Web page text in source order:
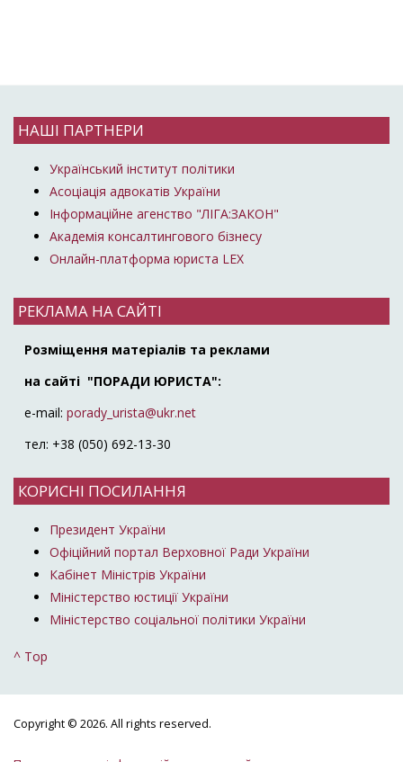
НАШІ ПАРТНЕРИ
Український інститут політики
Асоціація адвокатів України
Інформаційне агенство "ЛІГА:ЗАКОН"
Академія консалтингового бізнесу
Онлайн-платформа юриста LEX
РЕКЛАМА НА САЙТІ
Розміщення матеріалів та реклами
на сайті "ПОРАДИ ЮРИСТА":
e-mail: porady_urista@ukr.net
тел: +38 (050) 692-13-30
КОРИСНІ ПОСИЛАННЯ
Президент України
Офіційний портал Верховної Ради України
Кабінет Міністрів України
Міністерство юстиції України
Міністерство соціальної політики України
^ Top
Copyright © 2026. All rights reserved.